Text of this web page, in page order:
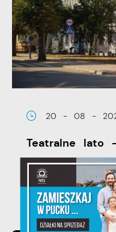
20 - 08 -
Teatralne lato